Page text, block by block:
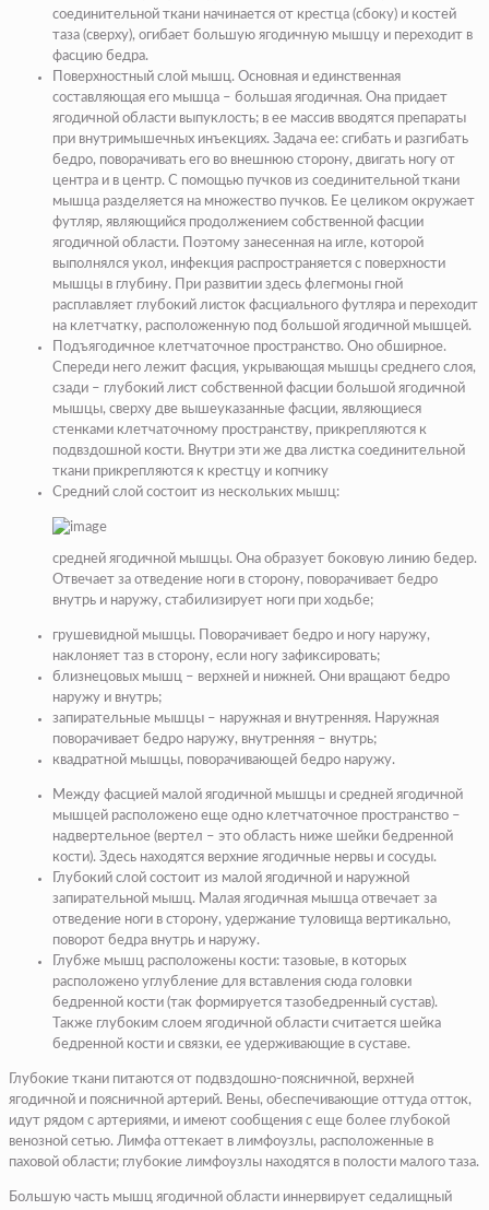
соединительной ткани начинается от крестца (сбоку) и костей
таза (сверху), огибает большую ягодичную мышцу и переходит в
фасцию бедра.
Поверхностный слой мышц. Основная и единственная
составляющая его мышца – большая ягодичная. Она придает
ягодичной области выпуклость; в ее массив вводятся препараты
при внутримышечных инъекциях. Задача ее: сгибать и разгибать
бедро, поворачивать его во внешнюю сторону, двигать ногу от
центра и в центр. С помощью пучков из соединительной ткани
мышца разделяется на множество пучков. Ее целиком окружает
футляр, являющийся продолжением собственной фасции
ягодичной области. Поэтому занесенная на игле, которой
выполнялся укол, инфекция распространяется с поверхности
мышцы в глубину. При развитии здесь флегмоны гной
расплавляет глубокий листок фасциального футляра и переходит
на клетчатку, расположенную под большой ягодичной мышцей.
Подъягодичное клетчаточное пространство. Оно обширное.
Спереди него лежит фасция, укрывающая мышцы среднего слоя,
сзади – глубокий лист собственной фасции большой ягодичной
мышцы, сверху две вышеуказанные фасции, являющиеся
стенками клетчаточному пространству, прикрепляются к
подвздошной кости. Внутри эти же два листка соединительной
ткани прикрепляются к крестцу и копчику
Средний слой состоит из нескольких мышц:
средней ягодичной мышцы. Она образует боковую линию бедер.
Отвечает за отведение ноги в сторону, поворачивает бедро
внутрь и наружу, стабилизирует ноги при ходьбе;
грушевидной мышцы. Поворачивает бедро и ногу наружу,
наклоняет таз в сторону, если ногу зафиксировать;
близнецовых мышц – верхней и нижней. Они вращают бедро
наружу и внутрь;
запирательные мышцы – наружная и внутренняя. Наружная
поворачивает бедро наружу, внутренняя – внутрь;
квадратной мышцы, поворачивающей бедро наружу.
Между фасцией малой ягодичной мышцы и средней ягодичной
мышцей расположено еще одно клетчаточное пространство –
надвертельное (вертел – это область ниже шейки бедренной
кости). Здесь находятся верхние ягодичные нервы и сосуды.
Глубокий слой состоит из малой ягодичной и наружной
запирательной мышц. Малая ягодичная мышца отвечает за
отведение ноги в сторону, удержание туловища вертикально,
поворот бедра внутрь и наружу.
Глубже мышц расположены кости: тазовые, в которых
расположено углубление для вставления сюда головки
бедренной кости (так формируется тазобедренный сустав).
Также глубоким слоем ягодичной области считается шейка
бедренной кости и связки, ее удерживающие в суставе.
Глубокие ткани питаются от подвздошно-поясничной, верхней
ягодичной и поясничной артерий. Вены, обеспечивающие оттуда отток,
идут рядом с артериями, и имеют сообщения с еще более глубокой
венозной сетью. Лимфа оттекает в лимфоузлы, расположенные в
паховой области; глубокие лимфоузлы находятся в полости малого таза.
Большую часть мышц ягодичной области иннервирует седалищный